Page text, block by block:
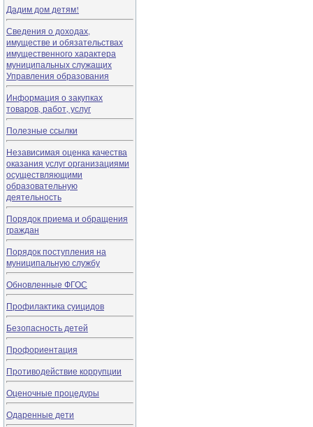
Дадим дом детям!
Сведения о доходах,
имуществе и обязательствах
имущественного характера
муниципальных служащих
Управления образования
Информация о закупках
товаров, работ, услуг
Полезные ссылки
Независимая оценка качества
оказания услуг организациями
осуществляющими
образовательную
деятельность
Порядок приема и обращения
граждан
Порядок поступления на
муниципальную службу
Обновленные ФГОС
Профилактика суицидов
Безопасность детей
Профориентация
Противодействие коррупции
Оценочные процедуры
Одаренные дети